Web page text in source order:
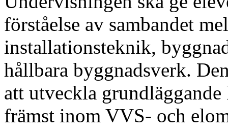
förståelse av sambandet
installationsteknik,
hållbara byggnadsverk.
att utveckla
främst inom VVS- och